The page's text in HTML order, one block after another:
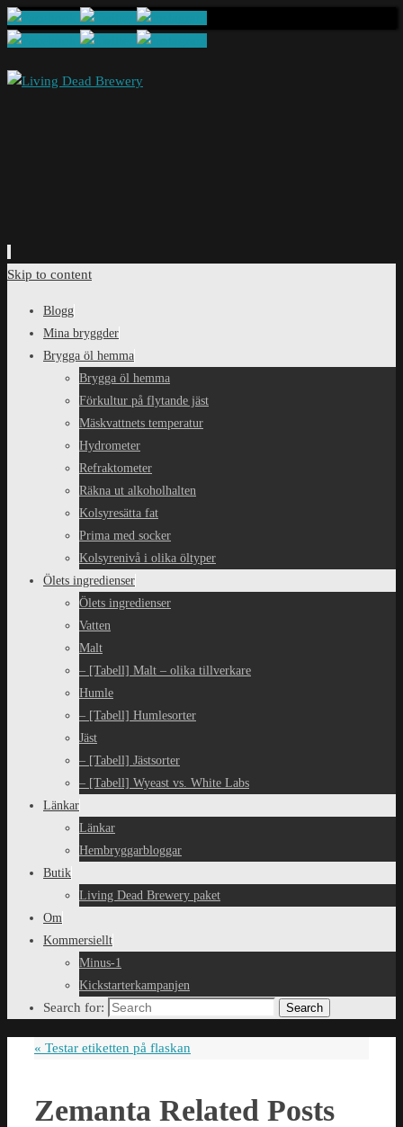
Skip to content
Blogg
Mina bryggder
Brygga öl hemma
Brygga öl hemma
Förkultur på flytande jäst
Mäskvattnets temperatur
Hydrometer
Refraktometer
Räkna ut alkoholhalten
Kolsyresätta fat
Prima med socker
Kolsyrenivå i olika öltyper
Ölets ingredienser
Ölets ingredienser
Vatten
Malt
– [Tabell] Malt – olika tillverkare
Humle
– [Tabell] Humlesorter
Jäst
– [Tabell] Jästsorter
– [Tabell] Wyeast vs. White Labs
Länkar
Länkar
Hembryggarbloggar
Butik
Living Dead Brewery paket
Om
Kommersiellt
Minus-1
Kickstarterkampanjen
Search for: Search
« Testar etiketten på flaskan
Zemanta Related Posts